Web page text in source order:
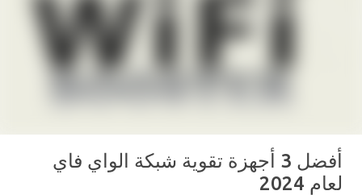
أفضل 3 أجهزة تقوية شبكة الواي فاي
لعام 2024